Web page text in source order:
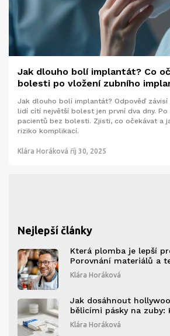
Jak dlouho bolí implantát? Co
bolesti po vložení zubního
Jak dlouho bolí implantát? Odpověď závisí
lidí cítí největší bolest jen první dva dny. Po
pacientů bez bolesti. Zjisti, co očekávat a
riziko komplikací.
Klára Horáková říj 30, 2025
Nejlepší články
Která plomba je lepší
Porovnání materiálů a
Klára Horáková
Jak dosáhnout
bělicími pásky na zuby:
průvodce
Klára Horáková